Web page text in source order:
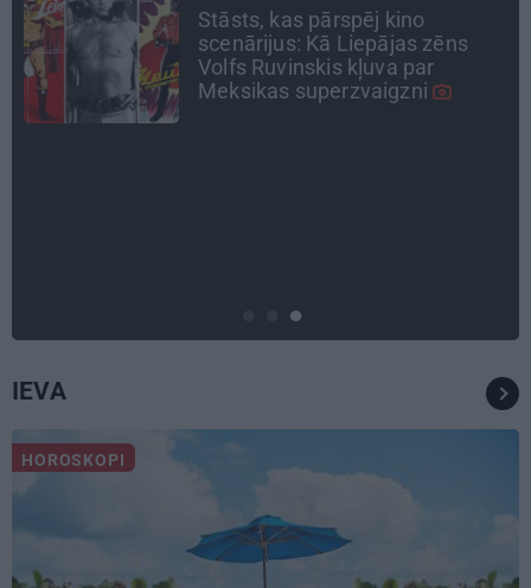
Draudzeņu ceļojums bez
drāmām: noderīgi padomi
plānošanai un 16 galamērķu
idejas
IEVA
HOROSKOPI